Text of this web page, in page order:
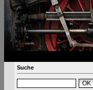
Suche